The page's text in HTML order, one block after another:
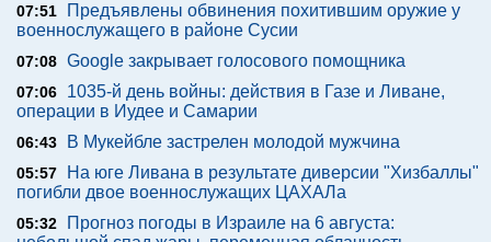
07:51
Предъявлены обвинения похитившим оружие у
военнослужащего в районе Сусии
07:08 Google закрывает голосового помощника
07:06
1035-й день войны: действия в Газе и Ливане,
операции в Иудее и Самарии
06:43 В Мукейбле застрелен молодой мужчина
05:57
На юге Ливана в результате диверсии "Хизбаллы"
погибли двое военнослужащих ЦАХАЛа
05:32
Прогноз погоды в Израиле на 6 августа: